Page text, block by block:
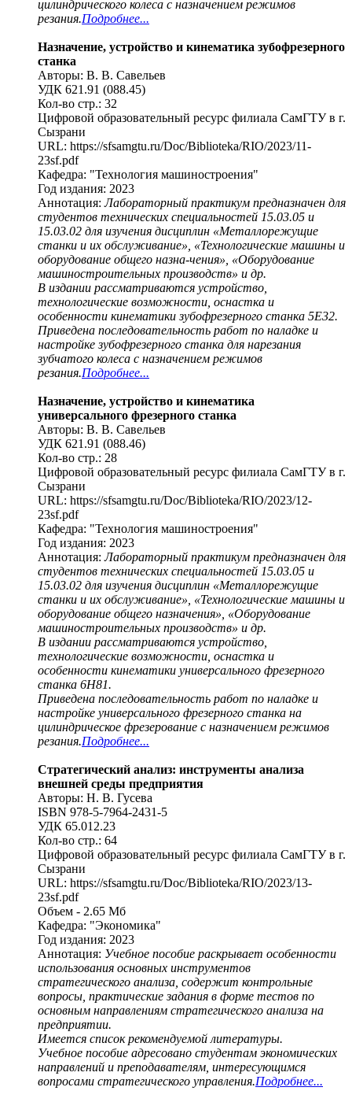
цилиндрического колеса с назначением режимов
резания.Подробнее...
Назначение, устройство и кинематика зубофрезерного
станка
Авторы: В. В. Савельев
УДК 621.91 (088.45)
Кол-во стр.: 32
Цифровой образовательный ресурс филиала СамГТУ в г.
Сызрани
URL: https://sfsamgtu.ru/Doc/Biblioteka/RIO/2023/11-
23sf.pdf
Кафедра: "Технология машиностроения"
Год издания: 2023
Аннотация:Лабораторный практикум предназначен для
студентов технических специальностей 15.03.05 и
15.03.02 для изучения дисциплин «Металлорежущие
станки и их обслуживание», «Технологические машины и
оборудование общего назна-чения», «Оборудование
машиностроительных производств» и др.
В издании рассматриваются устройство,
технологические возможности, оснастка и
особенности кинематики зубофрезерного станка 5Е32.
Приведена последовательность работ по наладке и
настройке зубофрезерного станка для нарезания
зубчатого колеса с назначением режимов
резания.Подробнее...
Назначение, устройство и кинематика
универсального фрезерного станка
Авторы: В. В. Савельев
УДК 621.91 (088.46)
Кол-во стр.: 28
Цифровой образовательный ресурс филиала СамГТУ в г.
Сызрани
URL: https://sfsamgtu.ru/Doc/Biblioteka/RIO/2023/12-
23sf.pdf
Кафедра: "Технология машиностроения"
Год издания: 2023
Аннотация:Лабораторный практикум предназначен для
студентов технических специальностей 15.03.05 и
15.03.02 для изучения дисциплин «Металлорежущие
станки и их обслуживание», «Технологические машины и
оборудование общего назначения», «Оборудование
машиностроительных производств» и др.
В издании рассматриваются устройство,
технологические возможности, оснастка и
особенности кинематики универсального фрезерного
станка 6Н81.
Приведена последовательность работ по наладке и
настройке универсального фрезерного станка на
цилиндрическое фрезерование с назначением режимов
резания.Подробнее...
Стратегический анализ: инструменты анализа
внешней среды предприятия
Авторы: Н. В. Гусева
ISBN 978-5-7964-2431-5
УДК 65.012.23
Кол-во стр.: 64
Цифровой образовательный ресурс филиала СамГТУ в г.
Сызрани
URL: https://sfsamgtu.ru/Doc/Biblioteka/RIO/2023/13-
23sf.pdf
Объем - 2.65 Мб
Кафедра: "Экономика"
Год издания: 2023
Аннотация: Учебное пособие раскрывает особенности
использования основных инструментов
стратегического анализа, содержит контрольные
вопросы, практические задания в форме тестов по
основным направлениям стратегического анализа на
предприятии.
Имеется список рекомендуемой литературы.
Учебное пособие адресовано студентам экономических
направлений и преподавателям, интересующимся
вопросами стратегического управления.Подробнее...